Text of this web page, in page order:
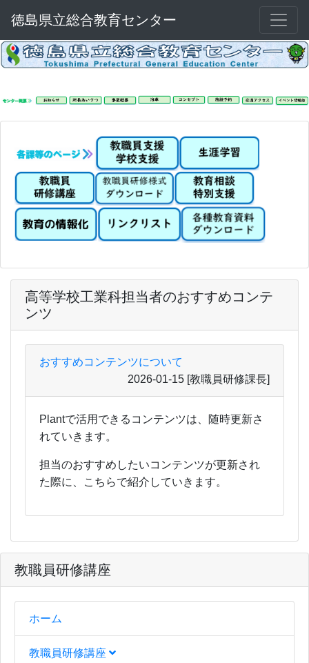
徳島県立総合教育センター
教職員研修講座
ホーム
教職員研修講座
高等学校工業科担当者のおすすめコンテ
ンツ
おすすめコンテンツについて
2026-01-15 [教職員研修課長]
Plantで活用できるコンテンツは、随時更新さ
れていきます。
担当のおすすめしたいコンテンツが更新され
た際に、こちらで紹介していきます。